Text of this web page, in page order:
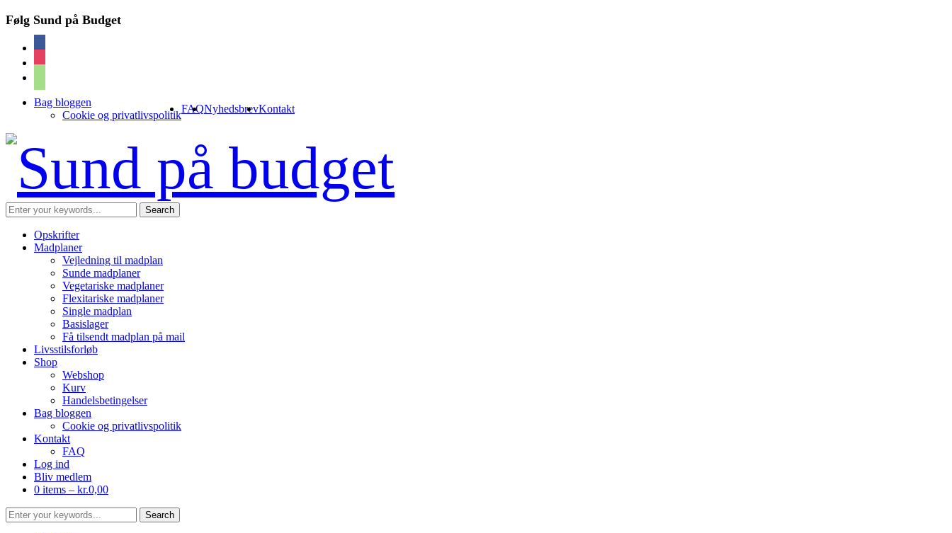
Følg Sund på Budget
Bag bloggen
Cookie og privatlivspolitik
FAQNyhedsbrevKontakt
Opskrifter
Madplaner
Vejledning til madplan
Sunde madplaner
Vegetariske madplaner
Flexitariske madplaner
Single madplan
Basislager
Få tilsendt madplan på mail
Livsstilsforløb
Shop
Webshop
Kurv
Handelsbetingelser
Bag bloggen
Cookie og privatlivspolitik
Kontakt
FAQ
Log ind
Bliv medlem
0 items – kr.0,00